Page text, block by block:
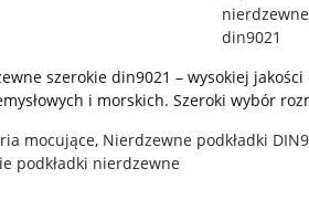
szerokie din9021 – wysokiej
i morskich. Szeroki wybór
mocujące, Nierdzewne podkładki
podkładki nierdzewne